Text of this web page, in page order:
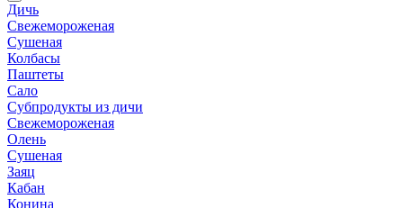
Дичь
Свежемороженая
Сушеная
Колбасы
Паштеты
Сало
Субпродукты из дичи
Свежемороженая
Олень
Сушеная
Заяц
Кабан
Конина